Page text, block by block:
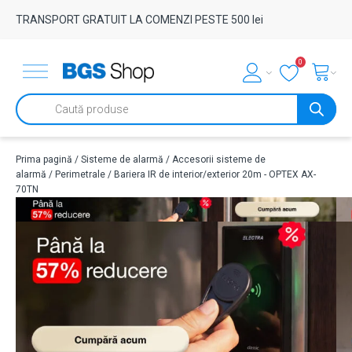
TRANSPORT GRATUIT LA COMENZI PESTE 500 lei
0
Products
search
Prima pagină / Sisteme de alarmă / Accesorii sisteme de
alarmă / Perimetrale / Bariera IR de interior/exterior 20m - OPTEX AX-
70TN